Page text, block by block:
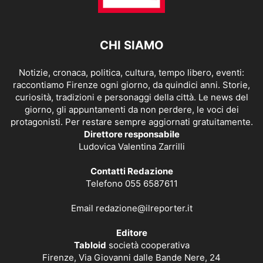
CHI SIAMO
Notizie, cronaca, politica, cultura, tempo libero, eventi:
raccontiamo Firenze ogni giorno, da quindici anni. Storie,
curiosità, tradizioni e personaggi della città. Le news del
giorno, gli appuntamenti da non perdere, le voci dei
protagonisti. Per restare sempre aggiornati gratuitamente.
Direttore responsabile
Ludovica Valentina Zarrilli
Contatti Redazione
Telefono 055 6587611
Email redazione@ilreporter.it
Editore
Tabloid società cooperativa
Firenze, Via Giovanni dalle Bande Nere, 24